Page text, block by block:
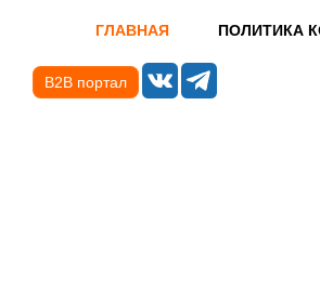
ГЛАВНАЯ ПОЛИТИКА
B2B портал